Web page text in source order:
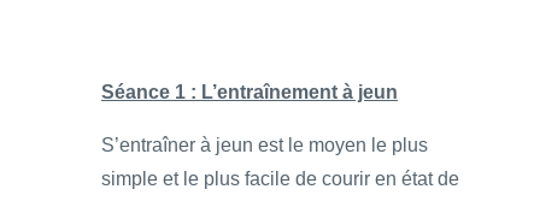
Séance 1 : L’entraînement à jeun
S’entraîner à jeun est le moyen le plus
simple et le plus facile de courir en état de